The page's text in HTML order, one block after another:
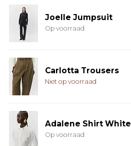
Joelle Jumpsuit
Op voorraad
Carlotta Trousers
Niet op voorraad
Adalene Shirt White
Op voorraad